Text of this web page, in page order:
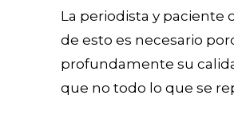
La periodista y paciente
de esto es necesario
profundamente su
que no todo lo que se